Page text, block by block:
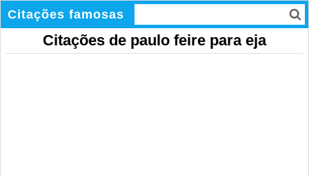
Citações famosas
Citações de paulo feire para eja